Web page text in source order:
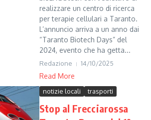
realizzare un centro di ricerca
per terapie cellulari a Taranto.
L’annuncio arriva a un anno dai
“Taranto Biotech Days” del
2024, evento che ha getta...
Redazione 14/10/2025
Read More
notizie locali trasporti
Stop al Frecciarossa